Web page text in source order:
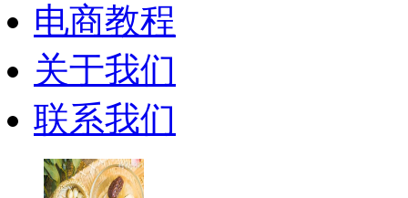
电商教程
关于我们
联系我们